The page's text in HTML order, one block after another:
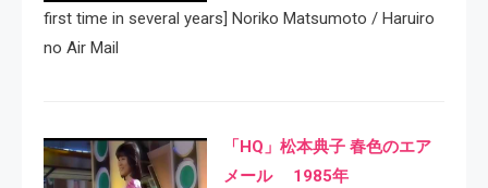
first time in several years] Noriko Matsumoto / Haruiro
no Air Mail
「HQ」松本典子 春色のエア
メール 1985年